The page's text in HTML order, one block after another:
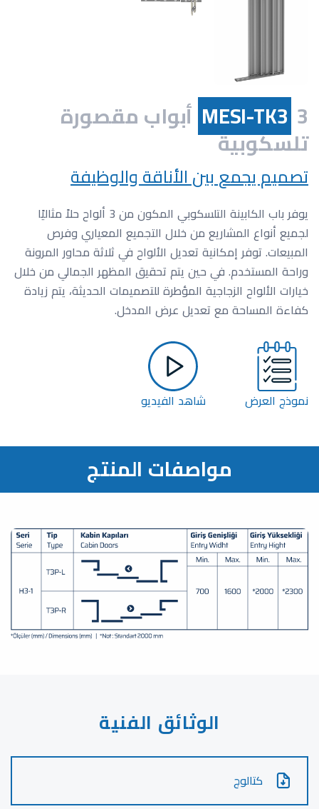
MESI-TK33 أبواب مقصورة
تلسكوبية
تصميم يجمع بين الأناقة والوظيفة
يوفر باب الكابينة التلسكوبي المكون من 3 ألواح حلاً مثاليًا
لجميع أنواع المشاريع من خلال التجميع المعياري وفرص
المبيعات. توفر إمكانية تعديل الألواح في ثلاثة محاور المرونة
وراحة المستخدم. في حين يتم تحقيق المظهر الجمالي من خلال
خيارات الألواح الزجاجية المؤطرة للتصميمات الحديثة، يتم زيادة
كفاءة المساحة مع تعديل عرض المدخل.
نموذج العرض شاهد الفيديو
مواصفات المنتج
الوثائق الفنية
كتالوج